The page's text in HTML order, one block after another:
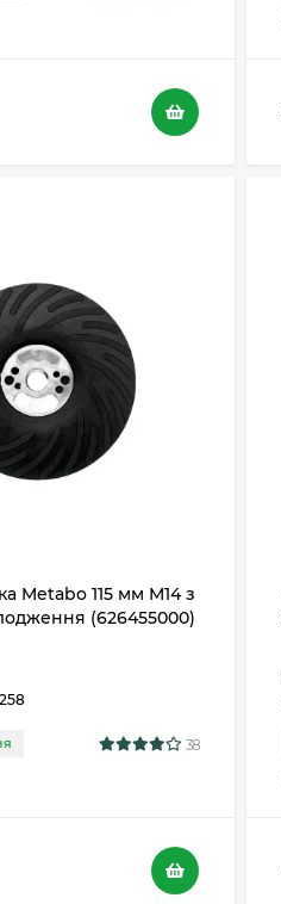
Metabo 115 мм M14 з
(626455000)
38